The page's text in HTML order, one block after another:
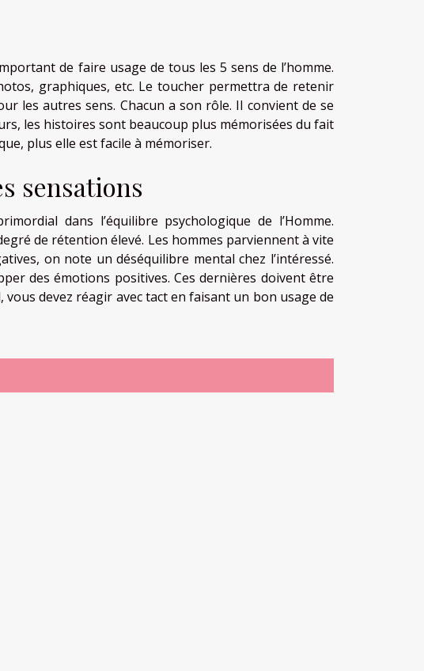
de faire usage de tous les 5 sens de l’homme.
graphiques, etc. Le toucher permettra de retenir
les autres sens. Chacun a son rôle. Il convient de se
les histoires sont beaucoup plus mémorisées du fait
plus elle est facile à mémoriser.
sensations
dans l’équilibre psychologique de l’Homme.
de rétention élevé. Les hommes parviennent à vite
on note un déséquilibre mental chez l’intéressé.
des émotions positives. Ces dernières doivent être
devez réagir avec tact en faisant un bon usage de